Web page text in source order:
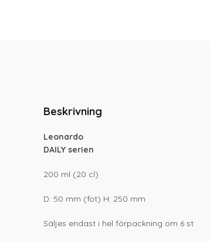
Beskrivning
Leonardo
DAILY serien
200 ml (20 cl)
D: 50 mm (fot) H: 250 mm
Säljes endast i hel förpackning om 6 st